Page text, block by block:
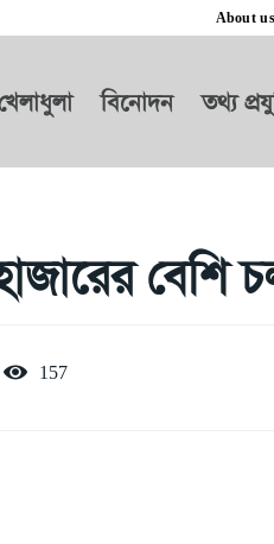
About us
বিনোদন তথ্য
বেশি
157